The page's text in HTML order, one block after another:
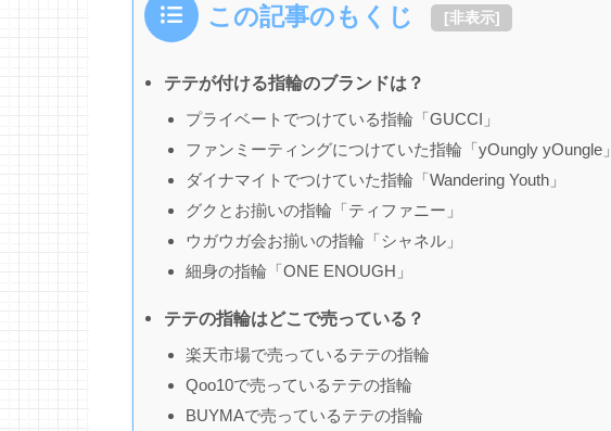
この記事のもくじ [非表示]
テテが付ける指輪のブランドは？
プライベートでつけている指輪「GUCCI」
ファンミーティングにつけていた指輪「yOungly yOungle」
ダイナマイトでつけていた指輪「Wandering Youth」
グクとお揃いの指輪「ティファニー」
ウガウガ会お揃いの指輪「シャネル」
細身の指輪「ONE ENOUGH」
テテの指輪はどこで売っている？
楽天市場で売っているテテの指輪
Qoo10で売っているテテの指輪
BUYMAで売っているテテの指輪